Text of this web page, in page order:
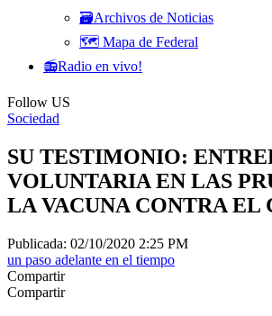
🗃️Archivos de Noticias
🗺️ Mapa de Federal
📻Radio en vivo!
Follow US
Sociedad
SU TESTIMONIO:
VOLUNTARIA EN LAS
LA VACUNA CONTRA EL
Publicada: 02/10/2020 2:25 PM
un paso adelante en el tiempo
Compartir
Compartir